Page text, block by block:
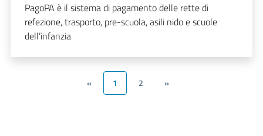
PagoPA è il sistema di pagamento delle rette di
refezione, trasporto, pre-scuola, asili nido e scuole
dell’infanzia
« 1 2 »